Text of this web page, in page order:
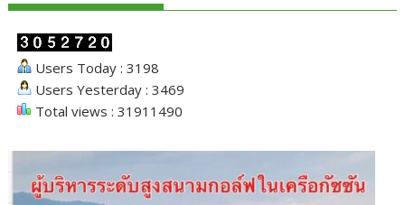
Users Today : 3198
Users Yesterday : 3469
Total views : 31911490